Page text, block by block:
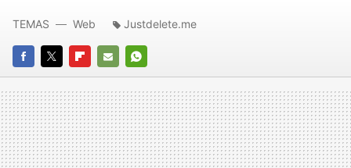
FACEBOOK
TWITTERFLIPBOARD
E-
MAIL
WHATSAPP
TEMAS Web Justdelete.me